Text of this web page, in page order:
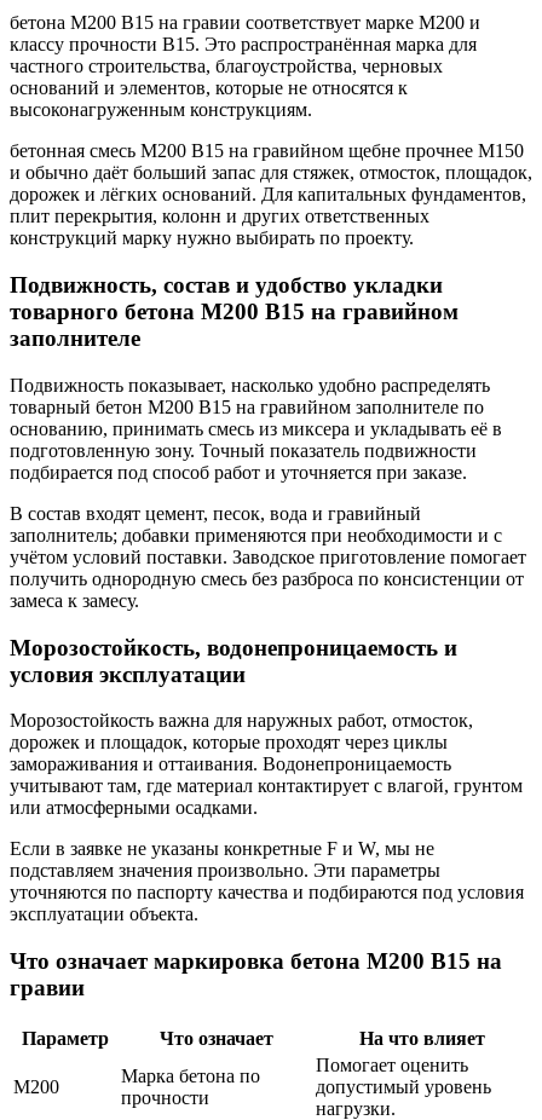
бетона М200 В15 на гравии соответствует марке М200 и
классу прочности В15. Это распространённая марка для
частного строительства, благоустройства, черновых
оснований и элементов, которые не относятся к
высоконагруженным конструкциям.
бетонная смесь М200 В15 на гравийном щебне прочнее М150
и обычно даёт больший запас для стяжек, отмосток, площадок,
дорожек и лёгких оснований. Для капитальных фундаментов,
плит перекрытия, колонн и других ответственных
конструкций марку нужно выбирать по проекту.
Подвижность, состав и удобство укладки
товарного бетона М200 В15 на гравийном
заполнителе
Подвижность показывает, насколько удобно распределять
товарный бетон М200 В15 на гравийном заполнителе по
основанию, принимать смесь из миксера и укладывать её в
подготовленную зону. Точный показатель подвижности
подбирается под способ работ и уточняется при заказе.
В состав входят цемент, песок, вода и гравийный
заполнитель; добавки применяются при необходимости и с
учётом условий поставки. Заводское приготовление помогает
получить однородную смесь без разброса по консистенции от
замеса к замесу.
Морозостойкость, водонепроницаемость и
условия эксплуатации
Морозостойкость важна для наружных работ, отмосток,
дорожек и площадок, которые проходят через циклы
замораживания и оттаивания. Водонепроницаемость
учитывают там, где материал контактирует с влагой, грунтом
или атмосферными осадками.
Если в заявке не указаны конкретные F и W, мы не
подставляем значения произвольно. Эти параметры
уточняются по паспорту качества и подбираются под условия
эксплуатации объекта.
Что означает маркировка бетона М200 В15 на
гравии
Параметр Что означает На что влияет
М200
Марка бетона по
прочности
Помогает оценить
допустимый уровень
нагрузки.